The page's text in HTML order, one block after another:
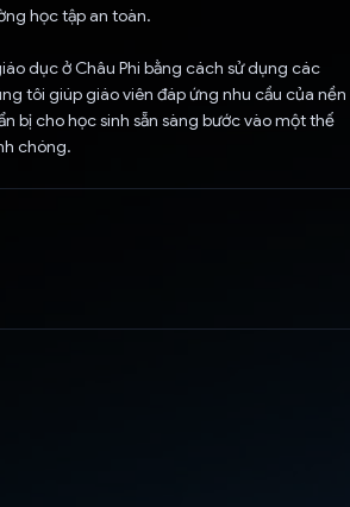
học tập an toàn.
dục ở Châu Phi bằng cách sử dụng các
tôi giúp giáo viên đáp ứng nhu cầu của nền
bị cho học sinh sẵn sàng bước vào một thế
chóng.